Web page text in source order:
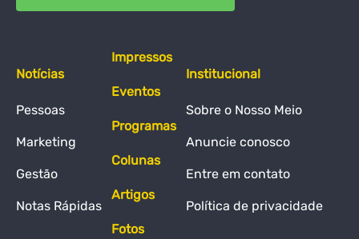
Notícias
Pessoas
Marketing
Gestão
Notas Rápidas
Impressos
Eventos
Programas
Colunas
Artigos
Fotos
Institucional
Sobre o Nosso Meio
Anuncie conosco
Entre em contato
Política de privacidade